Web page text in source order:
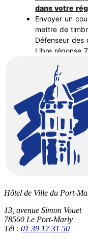
Hôtel de Ville du Port-
13, avenue Simon Vouet
78560 Le Port-Marly
Tél : 01 39 17 31 50